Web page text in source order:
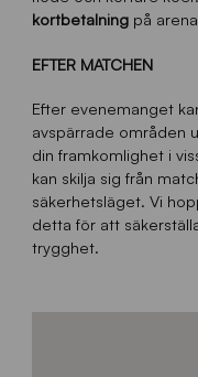
kortbetalningpå
EFTER MATCHEN
Efter evenemanget
avspärrade områden
din framkomlighet i
kan skilja sig från
säkerhetsläget. Vi
detta för att
trygghet.